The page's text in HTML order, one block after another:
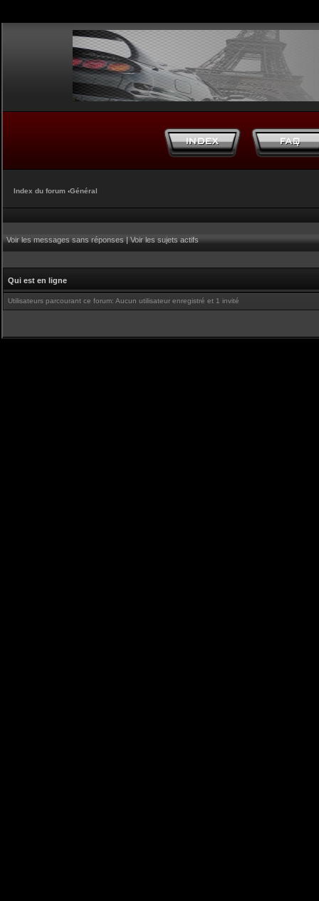
Index du forum ‹Général
Voir les messages sans réponses|Voir les sujets actifs
Qui est en ligne
Utilisateurs parcourant ce forum: Aucun utilisateur enregistré et 1 invité